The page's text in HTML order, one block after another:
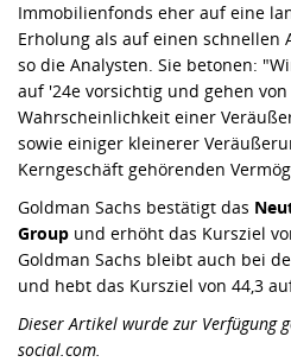
Immobilienfonds eher auf eine
Erholung als auf einen schnellen
so die Analysten. Sie betonen:
auf '24e vorsichtig und gehen
Wahrscheinlichkeit einer
sowie einiger kleinerer
Kerngeschäft gehörenden
Goldman Sachs bestätigt das
Group und erhöht das Kursziel
Goldman Sachs bleibt auch bei
und hebt das Kursziel von 44,3
Dieser Artikel wurde zur Verfügung
social.com.